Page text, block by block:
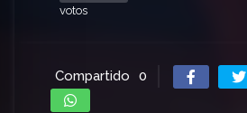
votos
Compartido 0